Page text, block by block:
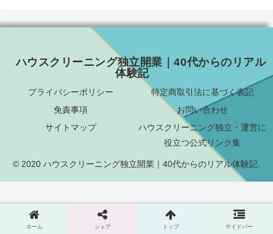
ハウスクリーニング独立開業｜40代からのリアル
体験記
プライバシーポリシー
特定商取引法に基づく表記
免責事項
お問い合わせ
サイトマップ
ハウスクリーニング独立・運営に
役立つ公式リンク集
© 2020 ハウスクリーニング独立開業｜40代からのリアル体験記.
ホーム シェア トップ サイドバー